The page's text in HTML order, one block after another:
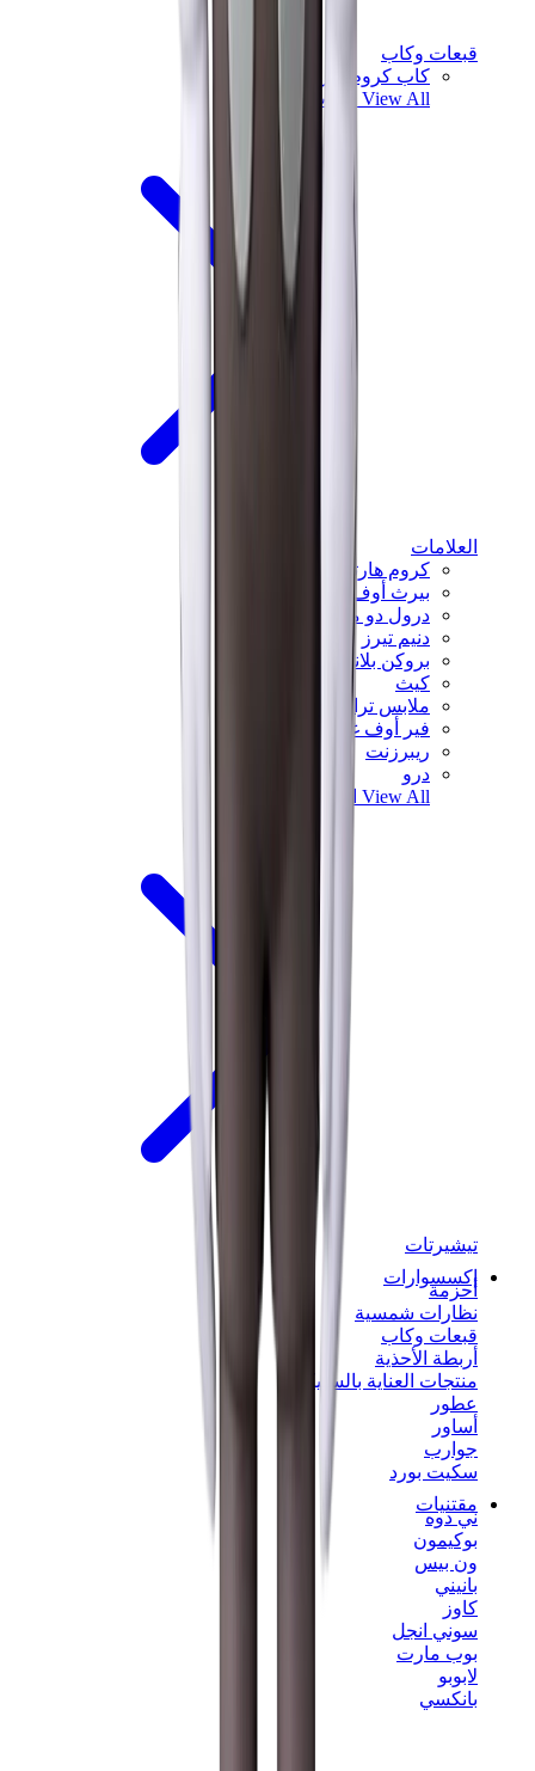
قبعات وكاب
كاب كروم هارتس
View All
قبعات وكاب
العلامات
كروم هارتس
بيرث أوف رويال تشايلد
درول دو مونسيور
دنيم تيرز
بروكن بلانت
كيث
ملابس ترافيس سكوت
فير أوف غاد × إيسنشالز
ريبرزنت
درو
View All
تيشيرتات
إكسسوارات
أحزمة
نظارات شمسية
قبعات وكاب
أربطة الأحذية
منتجات العناية بالسنيكرز
عطور
أساور
جوارب
سكيت بورد
مقتنيات
ني دوه
بوكيمون
ون بيس
بانيني
كاوز
سوني انجل
بوب مارت
لابوبو
بانكسي